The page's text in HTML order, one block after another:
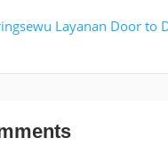
Layanan Door to